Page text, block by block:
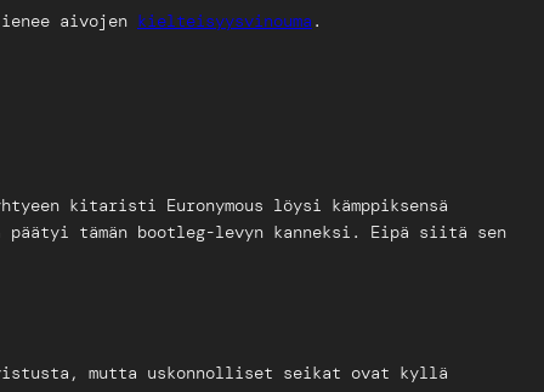
aivojen kielteisyysvinouma .
kitaristi Euronymous löysi kämppiksensä
päätyi tämän bootleg-levyn kanneksi. Eipä siitä sen
mutta uskonnolliset seikat ovat kyllä